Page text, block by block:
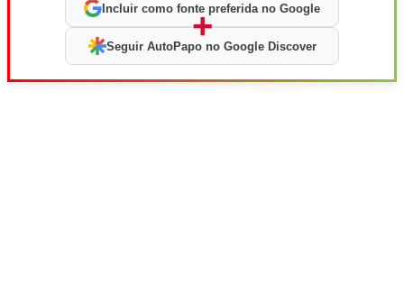
Incluir como fonte preferida no Google
+
Seguir AutoPapo no Google Discover